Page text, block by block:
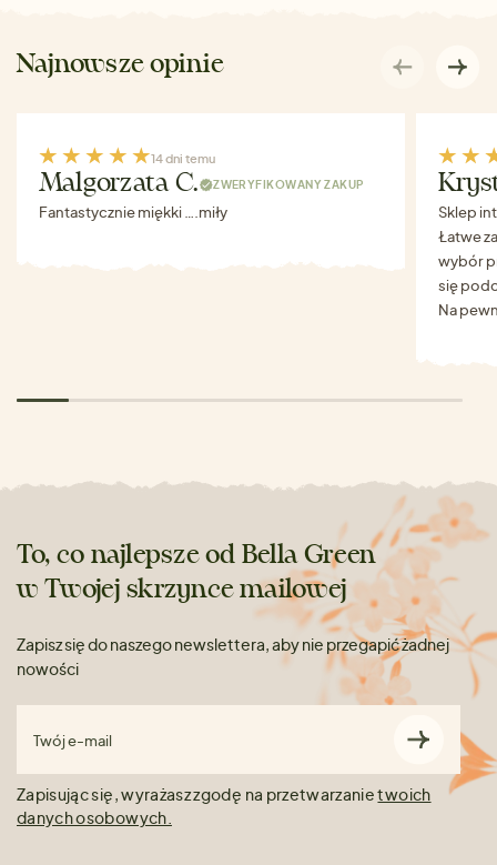
Najnowsze opinie
14 dni temu
Malgorzata C. ZWERYFIKOWANY ZAKUP
Fantastycznie miękki ….miły
Sklep
Łatwe
wybór
się
Na
To, co najlepsze od Bella Green
w Twojej skrzynce mailowej
Zapisz się do naszego newslettera, aby nie przegapić żadnej
nowości
Twój e-mail
Zapisując się, wyrażasz zgodę na przetwarzanietwoich
danych osobowych.